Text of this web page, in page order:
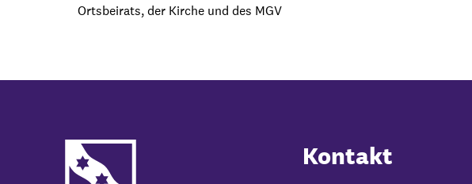
Ortsbeirats, der Kirche und des MGV
Kontakt